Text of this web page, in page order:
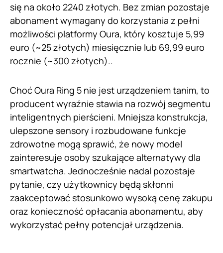
się na około 2240 złotych. Bez zmian pozostaje
abonament wymagany do korzystania z pełni
możliwości platformy Oura, który kosztuje 5,99
euro (~25 złotych) miesięcznie lub 69,99 euro
rocznie (~300 złotych)..
Choć Oura Ring 5 nie jest urządzeniem tanim, to
producent wyraźnie stawia na rozwój segmentu
inteligentnych pierścieni. Mniejsza konstrukcja,
ulepszone sensory i rozbudowane funkcje
zdrowotne mogą sprawić, że nowy model
zainteresuje osoby szukające alternatywy dla
smartwatcha. Jednocześnie nadal pozostaje
pytanie, czy użytkownicy będą skłonni
zaakceptować stosunkowo wysoką cenę zakupu
oraz konieczność opłacania abonamentu, aby
wykorzystać pełny potencjał urządzenia.